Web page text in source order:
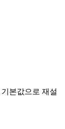
본값으로 재설